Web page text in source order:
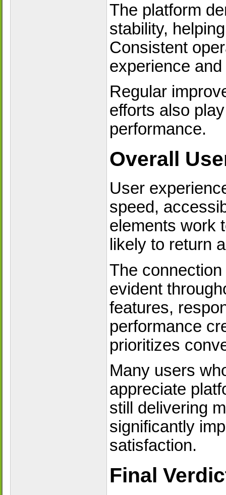
The platform
stability,
Consistent
experience
Regular
efforts also
performance.
Overall
User
speed,
elements work
likely to return
The
evident
features,
performance
prioritizes
Many users
appreciate
still delivering
significantly
satisfaction.
Final